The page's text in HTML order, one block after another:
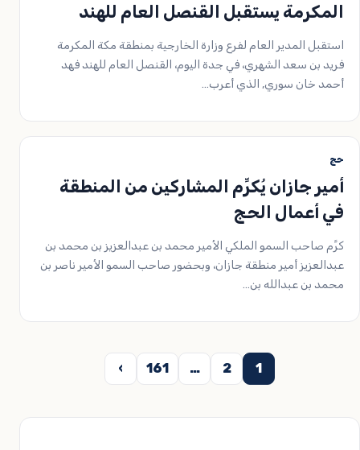
المكرمة يستقبل القنصل العام للهند
استقبل المدير العام لفرع وزارة الخارجية بمنطقة مكة المكرمة
فريد بن سعد الشهري، في جدة اليوم، القنصل العام للهند فهد
أحمد خان سوري, الذي أعرب…
حج
أمير جازان يُكرِّم المشاركين من المنطقة
في أعمال الحج
كرَّم صاحب السمو الملكي الأمير محمد بن عبدالعزيز بن محمد بن
عبدالعزيز أمير منطقة جازان، وبحضور صاحب السمو الأمير ناصر بن
محمد بن عبدالله بن…
1
2
…
161
›